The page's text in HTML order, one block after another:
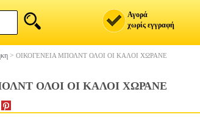
Αγορά
χωρίς εγγραφή
> ΟΙΚΟΓΕΝΕΙΑ ΜΠΟΛΝΤ ΟΛΟΙ ΟΙ ΚΑΛΟΙ ΧΩΡΑΝΕ
ΟΛΟΙ ΟΙ ΚΑΛΟΙ ΧΩΡΑΝΕ